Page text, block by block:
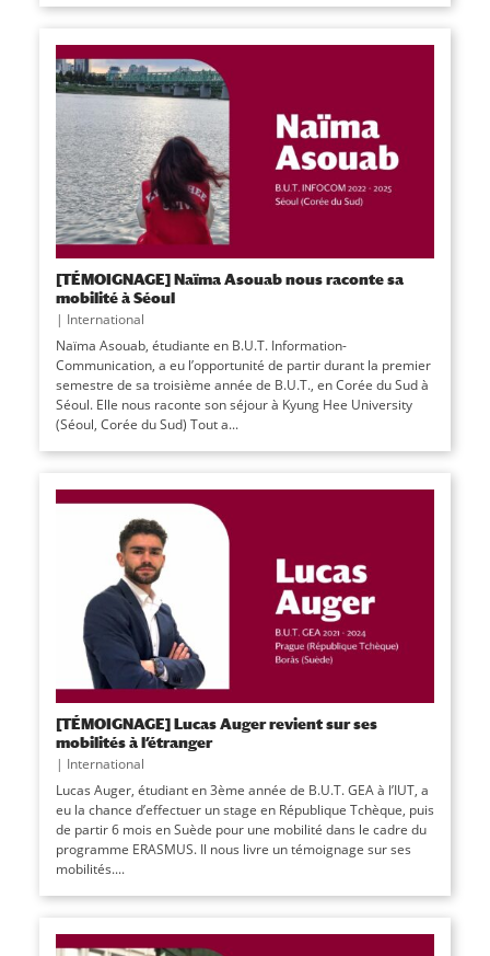
[TÉMOIGNAGE] Naïma Asouab nous raconte sa
mobilité à Séoul
| International
Naïma Asouab, étudiante en B.U.T. Information-
Communication, a eu l’opportunité de partir durant la premier
semestre de sa troisième année de B.U.T., en Corée du Sud à
Séoul. Elle nous raconte son séjour à Kyung Hee University
(Séoul, Corée du Sud) Tout a...
[TÉMOIGNAGE] Lucas Auger revient sur ses
mobilités à l’étranger
| International
Lucas Auger, étudiant en 3ème année de B.U.T. GEA à l’IUT, a
eu la chance d’effectuer un stage en République Tchèque, puis
de partir 6 mois en Suède pour une mobilité dans le cadre du
programme ERASMUS. Il nous livre un témoignage sur ses
mobilités....